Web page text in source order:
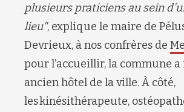
plusieurs praticiens au sein
lieu", explique le maire de
Devrieux, à nos confrères de
pour l’accueillir, la commune
ancien hôtel de la ville. À côté,
les kinésithérapeute,